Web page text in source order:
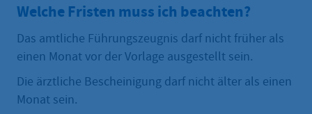
Welche Fristen muss ich beachten?
Das amtliche Führungszeugnis darf nicht früher als
einen Monat vor der Vorlage ausgestellt sein.
Die ärztliche Bescheinigung darf nicht älter als einen
Monat sein.